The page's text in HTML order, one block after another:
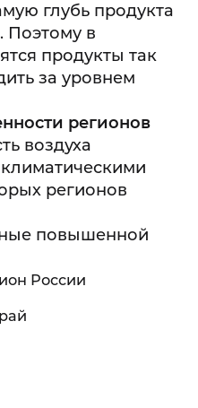
глубь продукта
Поэтому в
продукты так
за уровнем
регионов
воздуха
регионов
повышенной
России